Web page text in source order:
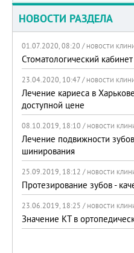
НОВОСТИ РАЗДЕЛА
01.07.2020, 08:20 / НОВОСТИ
Стоматологический
23.04.2020, 10:47 / НОВОСТИ
Лечение кариеса в
доступной цене
08.10.2019, 18:10 / НОВОСТИ
Лечение подвижности
шинирования
25.09.2019, 18:12 / НОВОСТИ
Протезирование зубов -
23.06.2019, 18:25 / НОВОСТИ
Значение КТ в